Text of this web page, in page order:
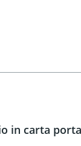
in carta